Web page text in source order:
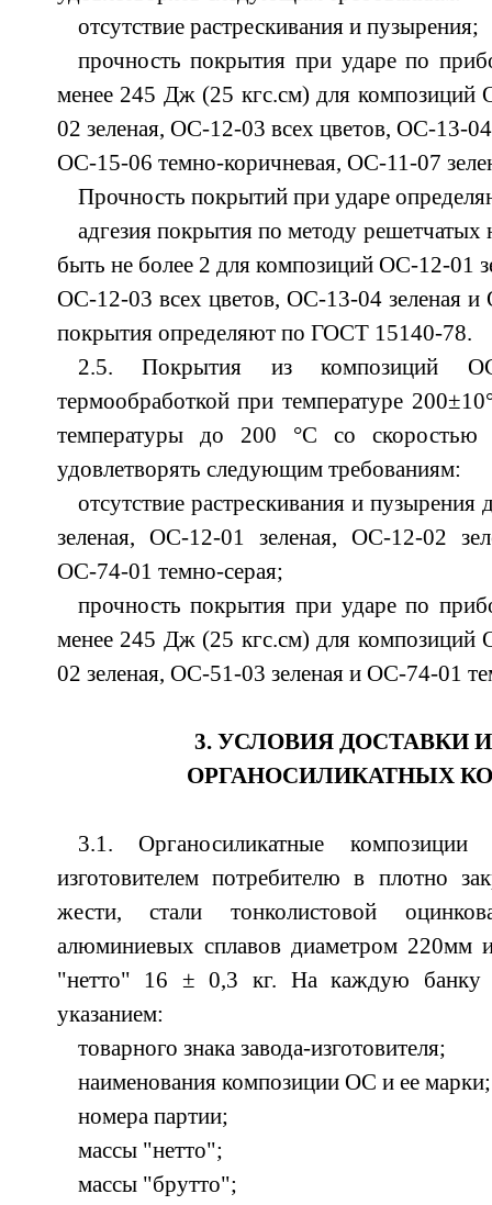
отсутствие растрескивания и пузырения;
прочность покрытия при ударе по
менее 245 Дж (25 кгс.см) для композиций
02 зеленая, ОС-12-03 всех цветов, ОС-13-
ОС-15-06 темно-коричневая, ОС-11-07
Прочность покрытий при ударе
адгезия покрытия по методу решетчатых
быть не более 2 для композиций ОС-12-01
ОС-12-03 всех цветов, ОС-13-04 зеленая
покрытия определяют по ГОСТ 15140-78.
2.5. Покрытия из композиций
термообработкой при температуре
температуры до 200 °С со
удовлетворять следующим требованиям:
отсутствие растрескивания и
зеленая, ОС-12-01 зеленая, ОС-12-02
ОС-74-01 темно-серая;
прочность покрытия при ударе по
менее 245 Дж (25 кгс.см) для композиций
02 зеленая, ОС-51-03 зеленая и ОС-74-01
3. УСЛОВИЯ ДОСТАВКИ
ОРГАНОСИЛИКАТНЫХ
3.1. Органосиликатные композиции
изготовителем потребителю в плотно
жести, стали тонколистовой
алюминиевых сплавов диаметром 220мм
"нетто" 16 ± 0,3 кг. На каждую банку
указанием:
товарного знака завода-изготовителя;
наименования композиции ОС и ее марки;
номера партии;
массы "нетто";
массы "брутто";